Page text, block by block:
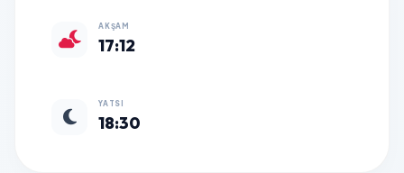
AKŞAM
17:12
YATSI
18:30